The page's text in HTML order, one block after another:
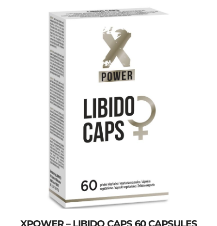
XPOWER – LIBIDO CAPS 60 CAPSULES